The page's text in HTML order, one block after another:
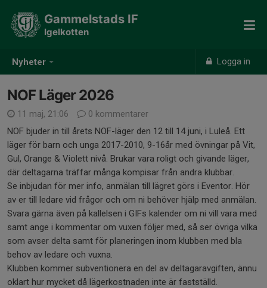
Nyheter Logga in
Gammelstads IF
Igelkotten
NOF Läger 2026
11 maj, 21:06
0 kommentarer
NOF bjuder in till årets NOF-läger den 12 till 14 juni, i Luleå. Ett
läger för barn och unga 2017-2010, 9-16år med övningar på Vit,
Gul, Orange & Violett nivå. Brukar vara roligt och givande läger,
där deltagarna träffar många kompisar från andra klubbar.
Se inbjudan för mer info, anmälan till lägret görs i Eventor. Hör
av er till ledare vid frågor och om ni behöver hjälp med anmälan.
Svara gärna även på kallelsen i GIFs kalender om ni vill vara med
samt ange i kommentar om vuxen följer med, så ser övriga vilka
som avser delta samt för planeringen inom klubben med bla
behov av ledare och vuxna.
Klubben kommer subventionera en del av deltagaravgiften, ännu
oklart hur mycket då lägerkostnaden inte är fastställd.